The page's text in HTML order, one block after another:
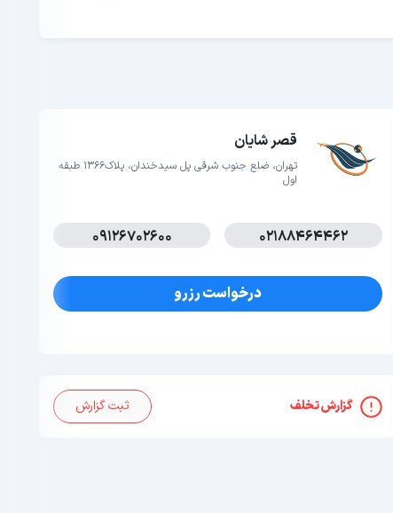
قصر شایان
تهران، ضلع جنوب شرقی پل سیدخندان، پلاک1366 طبقه
اول
02188464462
09126702600
درخواست رزرو
گزارش تخلف ثبت گزارش